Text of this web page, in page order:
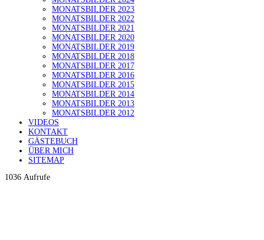
MONATSBILDER 2023
MONATSBILDER 2022
MONATSBILDER 2021
MONATSBILDER 2020
MONATSBILDER 2019
MONATSBILDER 2018
MONATSBILDER 2017
MONATSBILDER 2016
MONATSBILDER 2015
MONATSBILDER 2014
MONATSBILDER 2013
MONATSBILDER 2012
VIDEOS
KONTAKT
GÄSTEBUCH
ÜBER MICH
SITEMAP
1036 Aufrufe